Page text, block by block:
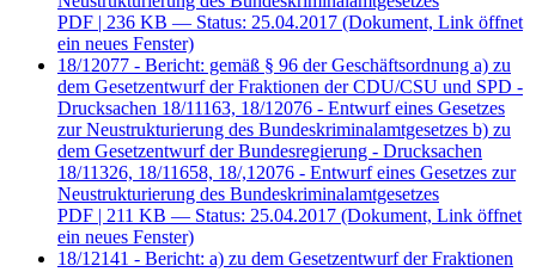
PDF | 236 KB — Status: 25.04.2017 (Dokument, Link öffnet
ein neues Fenster)
18/12077 - Bericht: gemäß § 96 der Geschäftsordnung a) zu
dem Gesetzentwurf der Fraktionen der CDU/CSU und SPD -
Drucksachen 18/11163, 18/12076 - Entwurf eines Gesetzes
zur Neustrukturierung des Bundeskriminalamtgesetzes b) zu
dem Gesetzentwurf der Bundesregierung - Drucksachen
18/11326, 18/11658, 18/,12076 - Entwurf eines Gesetzes zur
Neustrukturierung des Bundeskriminalamtgesetzes
PDF | 211 KB — Status: 25.04.2017 (Dokument, Link öffnet
ein neues Fenster)
18/12141 - Bericht: a) zu dem Gesetzentwurf der Fraktionen